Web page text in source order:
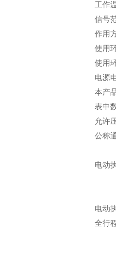
工作
信号
作用
使用
使用
电源
本产
表中
允许
公称
电动
电动
全行